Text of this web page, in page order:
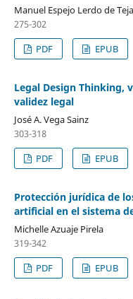
Manuel Espejo Lerdo de
275-302
PDF
EPUB
Legal Design Thinking,
validez legal
José A. Vega Sainz
303-318
PDF
EPUB
Protección jurídica de
artificial en el sistema
Michelle Azuaje Pirela
319-342
PDF
EPUB